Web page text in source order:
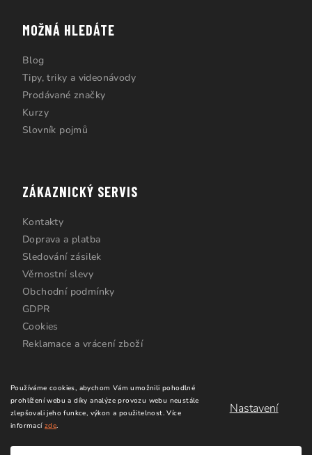
Používáme cookies, abychom Vám umožnili pohodlné
prohlížení webu a díky analýze provozu webu neustále
zlepšovali jeho funkce, výkon a použitelnost.Více
informacízde.
Nastavení
MOŽNÁ HLEDÁTE
Blog
Tipy, triky a videonávody
Prodávané značky
Kurzy
Slovník pojmů
ZÁKAZNICKÝ SERVIS
Kontakty
Doprava a platba
Sledování zásilek
Věrnostní slevy
Obchodní podmínky
GDPR
Cookies
Reklamace a vrácení zboží
vyhrazena.Upravit nastavení cookies